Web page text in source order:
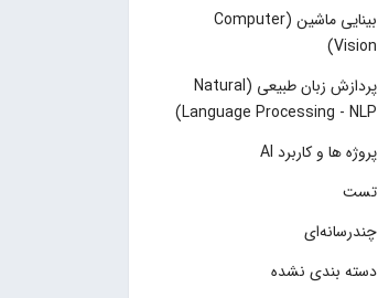
بینایی ماشین (Computer
Vision)
پردازش زبان طبیعی (Natural
Language Processing - NLP)
پروژه ها و کاربرد AI
تست
چند‌‌رسانه‌ای
دسته بندی نشده